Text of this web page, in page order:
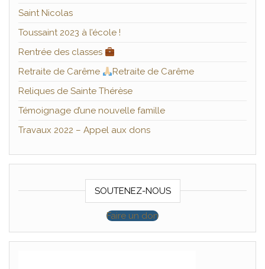
Saint Nicolas
Toussaint 2023 à l’école !
Rentrée des classes
Retraite de Carême
Retraite de Carême
Reliques de Sainte Thérèse
Témoignage d’une nouvelle famille
Travaux 2022 – Appel aux dons
SOUTENEZ-NOUS
Faire un don